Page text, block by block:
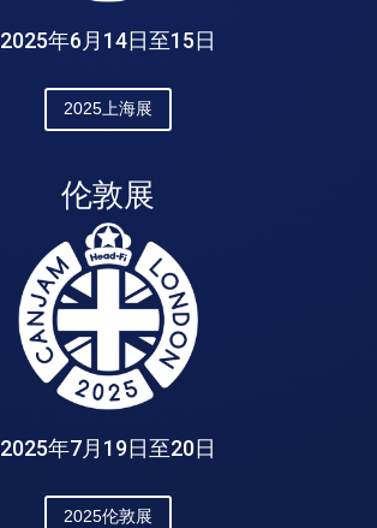
2025年6月14日至15日
2025上海展
伦敦展
2025年7月19日至20日
2025伦敦展